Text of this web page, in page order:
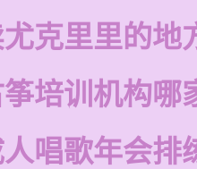
克里里的地
培训机构哪
唱歌年会排